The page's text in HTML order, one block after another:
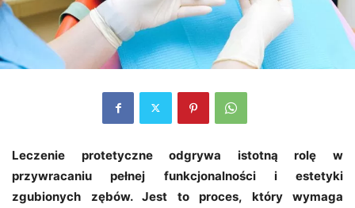
Leczenie protetyczne odgrywa istotną rolę w
przywracaniu pełnej funkcjonalności i estetyki
zgubionych zębów. Jest to proces, który wymaga